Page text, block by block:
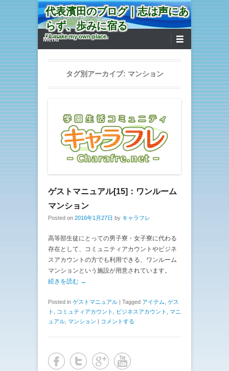
代表濱田のブログ｜志は声にあ
らず、歩みに宿る
I'll make my own place.
第1メニュー
コンテンツへ移動
Menu
タグ別アーカイブ: マンション
ゲストマニュアル[15]：ワンルーム
マンション
Posted on 2016年1月27日 by キャラフレ
高等部生徒にとっての男子寮・女子寮に代わる
存在として、コミュニティアカウントやビジネ
スアカウントの方でも利用できる、ワンルーム
マンションという施設が用意されています。
続きを読む →
Posted in ゲストマニュアル | Tagged アイテム ゲス
ト
コミュティアカウント ビジネスアカウント
マニ
ュアル マンション | コメントする